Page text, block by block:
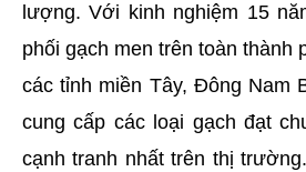
lượng. Với kinh nghiệm 15
phối gạch men trên toàn thành
các tỉnh miền Tây, Đông Nam
cung cấp các loại gạch đạt
cạnh tranh nhất trên thị